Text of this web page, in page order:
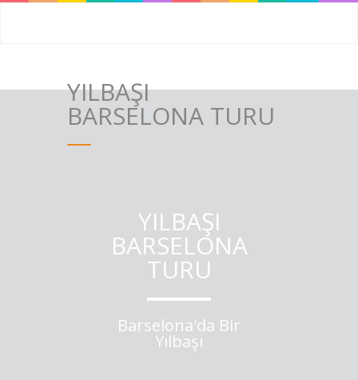
YILBAŞI
BARSELONA TURU
YILBAŞI
BARSELONA
TURU
Barselona'da Bir
Yılbaşı